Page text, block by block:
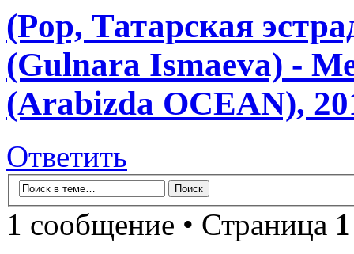
(Pop, Татарская
(Gulnara Ismaeva) -
(Arabizda OCEAN),
Ответить
1 сообщение • Страница 1